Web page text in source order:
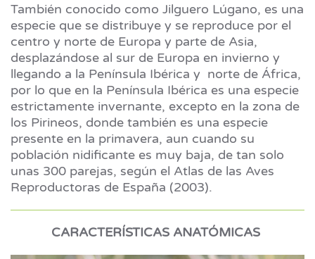
También conocido como Jilguero Lúgano, es una
especie que se distribuye y se reproduce por el
centro y norte de Europa y parte de Asia,
desplazándose al sur de Europa en invierno y
llegando a la Península Ibérica y norte de África,
por lo que en la Península Ibérica es una especie
estrictamente invernante, excepto en la zona de
los Pirineos, donde también es una especie
presente en la primavera, aun cuando su
población nidificante es muy baja, de tan solo
unas 300 parejas, según el Atlas de las Aves
Reproductoras de España (2003).
CARACTERÍSTICAS ANATÓMICAS